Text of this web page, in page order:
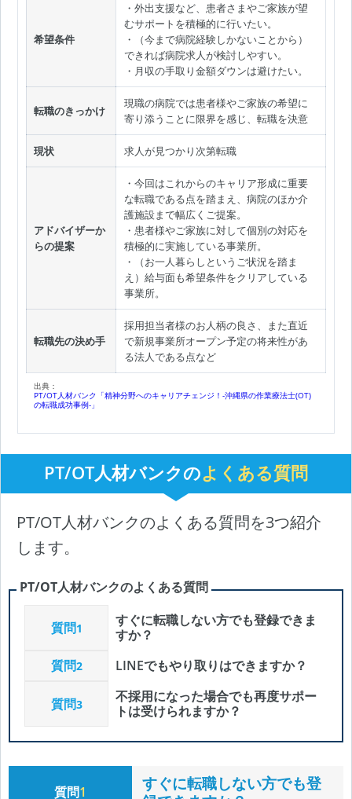
希望条件
・外出支援など、患者さまやご家族が望
むサポートを積極的に行いたい。
・（今まで病院経験しかないことから）
できれば病院求人が検討しやすい。
・月収の手取り金額ダウンは避けたい。
転職のきっかけ
現職の病院では患者様やご家族の希望に
寄り添うことに限界を感じ、転職を決意
現状 求人が見つかり次第転職
アドバイザーか
らの提案
・今回はこれからのキャリア形成に重要
な転職である点を踏まえ、病院のほか介
護施設まで幅広くご提案。
・患者様やご家族に対して個別の対応を
積極的に実施している事業所。
・（お一人暮らしというご状況を踏ま
え）給与面も希望条件をクリアしている
事業所。
転職先の決め手
採用担当者様のお人柄の良さ、また直近
で新規事業所オープン予定の将来性があ
る法人である点など
出典：
PT/OT人材バンク「精神分野へのキャリアチェンジ！-沖縄県の作業療法士(OT)
の転職成功事例-」
PT/OT人材バンクのよくある質問
PT/OT人材バンクのよくある質問を3つ紹介
します。
PT/OT人材バンクのよくある質問
質問1
すぐに転職しない方でも登録できま
すか？
質問2 LINEでもやり取りはできますか？
質問3
不採用になった場合でも再度サポー
トは受けられますか？
質問1
すぐに転職しない方でも登